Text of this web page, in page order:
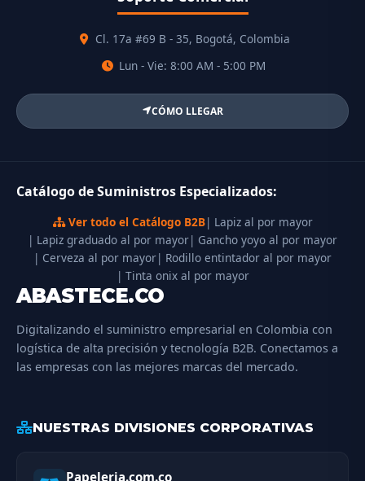
Cl. 17a #69 B - 35, Bogotá, Colombia
Lun - Vie: 8:00 AM - 5:00 PM
CÓMO LLEGAR
Catálogo de Suministros Especializados:
Ver todo el Catálogo B2B| Lapiz al por mayor
| Lapiz graduado al por mayor| Gancho yoyo al por mayor
| Cerveza al por mayor| Rodillo entintador al por mayor
| Tinta onix al por mayor
ABASTECE.CO
Digitalizando el suministro empresarial en Colombia con
logística de alta precisión y tecnología B2B. Conectamos a
las empresas con las mejores marcas del mercado.
NUESTRAS DIVISIONES CORPORATIVAS
Papeleria.com.co